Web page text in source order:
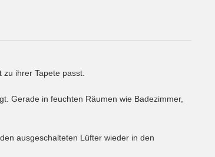
ihrer Tapete passt.
Gerade in feuchten Räumen wie Badezimmer,
ausgeschalteten Lüfter wieder in den